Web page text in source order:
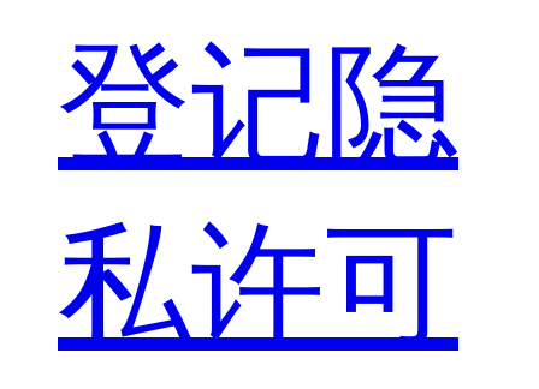
登记隐
私许可